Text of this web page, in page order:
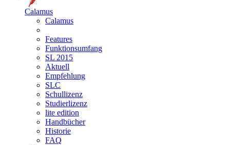
Calamus
Calamus
Features
Funktionsumfang
SL 2015
Aktuell
Empfehlung
SLC
Schullizenz
Studierlizenz
lite edition
Handbücher
Historie
FAQ